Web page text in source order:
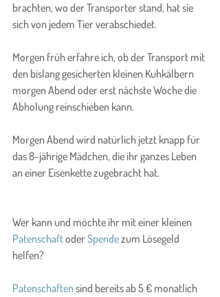
brachten, wo der Transporter stand, hat sie
sich von jedem Tier verabschiedet.
Morgen früh erfahre ich, ob der Transport mit
den bislang gesicherten kleinen Kuhkälbern
morgen Abend oder erst nächste Woche die
Abholung reinschieben kann.
Morgen Abend wird natürlich jetzt knapp für
das 8-jährige Mädchen, die ihr ganzes Leben
an einer Eisenkette zugebracht hat.
Wer kann und möchte ihr mit einer kleinen
Patenschaft oder Spende zum Lösegeld
helfen?
Patenschaften sind bereits ab 5 € monatlich